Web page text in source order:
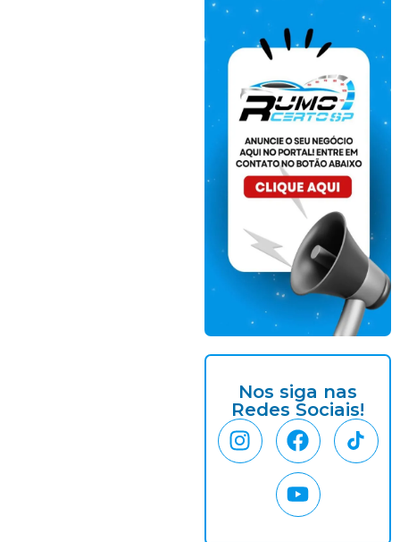
Nos siga nas
Redes Sociais!